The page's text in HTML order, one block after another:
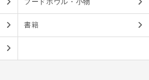
フードボウル・小物
書籍